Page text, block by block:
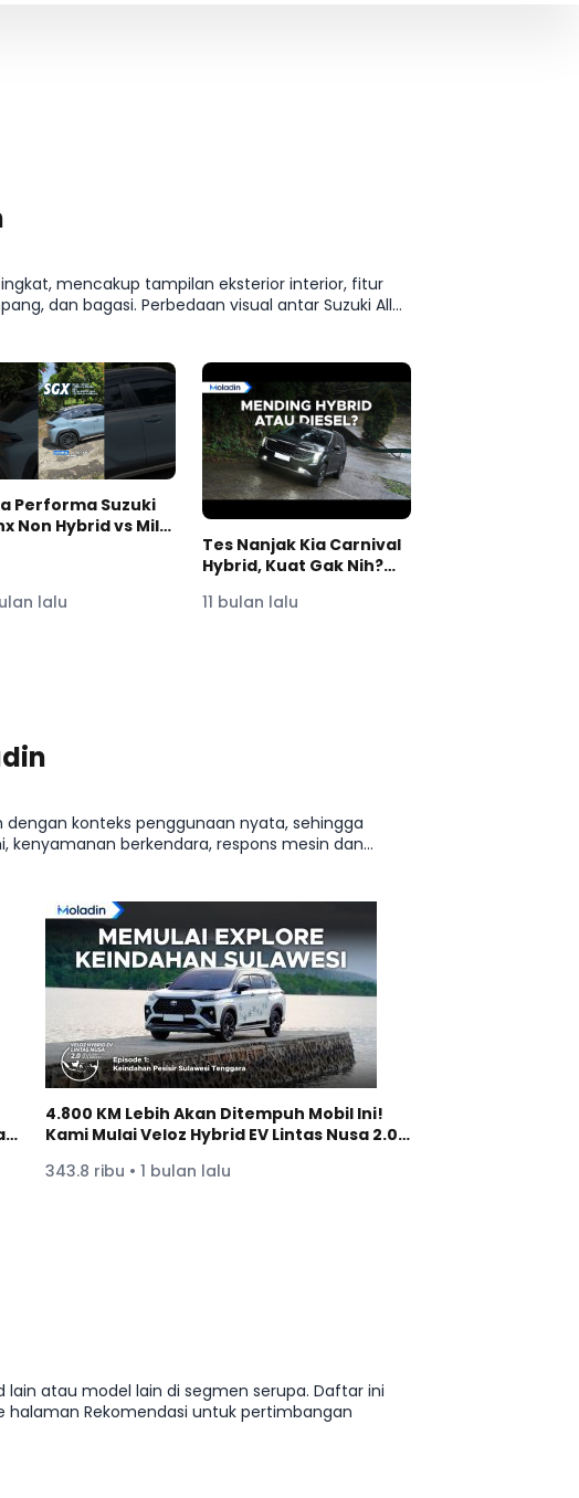
mencakup tampilan eksterior interior, fitur
dan bagasi. Perbedaan visual antar Suzuki All
kenyamanan yang sering menjadi pertimbangan
lengkap, komparasi varian, atau simulasi
Performa Suzuki
Non Hybrid vs Mild
lalu
Tes Nanjak Kia Carnival
Hybrid, Kuat Gak Nih?
11 bulan lalu
dengan konteks penggunaan nyata, sehingga
kenyamanan berkendara, respons mesin dan
New Ertiga Hybrid GX Hybrid AT 10A, Suzuki All New
informasi harga, spesifikasi, dan perbandingan
4.800 KM Lebih Akan Ditempuh Mobil Ini!
Kami Mulai Veloz Hybrid EV Lintas Nusa 2.0 |
343.8 ribu • 1 bulan lalu
lain atau model lain di segmen serupa. Daftar ini
halaman Rekomendasi untuk pertimbangan